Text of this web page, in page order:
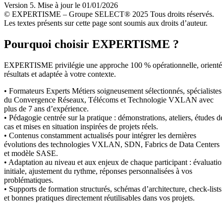
Version 5. Mise à jour le 01/01/2026
© EXPERTISME – Groupe SELECT® 2025 Tous droits réservés.
Les textes présents sur cette page sont soumis aux droits d’auteur.
Pourquoi choisir EXPERTISME ?
EXPERTISME privilégie une approche 100 % opérationnelle,
résultats et adaptée à votre contexte.
• Formateurs Experts Métiers soigneusement sélectionnés, spécialistes
du Convergence Réseaux, Télécoms et Technologie VXLAN avec
plus de 7 ans d’expérience.
• Pédagogie centrée sur la pratique : démonstrations, ateliers, études
cas et mises en situation inspirées de projets réels.
• Contenus constamment actualisés pour intégrer les dernières
évolutions des technologies VXLAN, SDN, Fabrics de Data Centers
et modèle SASE.
• Adaptation au niveau et aux enjeux de chaque participant :
initiale, ajustement du rythme, réponses personnalisées à vos
problématiques.
• Supports de formation structurés, schémas d’architecture, check-lists
et bonnes pratiques directement réutilisables dans vos projets.